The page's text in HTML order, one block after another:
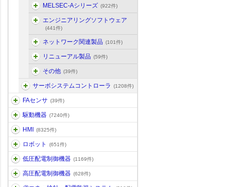
MELSEC-Aシリーズ (922件)
エンジニアリングソフトウェア
(441件)
ネットワーク関連製品 (101件)
リニューアル製品 (59件)
その他 (39件)
サーボシステムコントローラ (1208件)
FAセンサ (39件)
駆動機器 (7240件)
HMI (8325件)
ロボット (651件)
低圧配電制御機器 (1169件)
高圧配電制御機器 (628件)